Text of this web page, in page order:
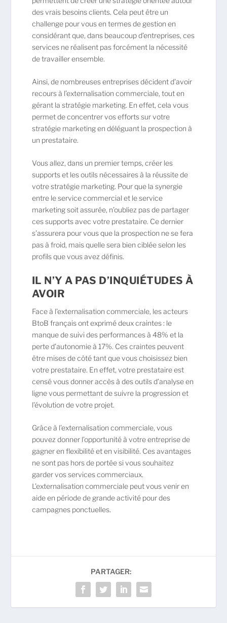
des vrais besoins clients. Cela peut être un
challenge pour vous en termes de gestion en
considérant que, dans beaucoup d’entreprises, ces
services ne réalisent pas forcément la nécessité
de travailler ensemble.
Ainsi, de nombreuses entreprises décident d’avoir
recours à l’externalisation commerciale, tout en
gérant la stratégie marketing. En effet, cela vous
permet de concentrer vos efforts sur votre
stratégie marketing en déléguant la prospection à
un prestataire.
Vous allez, dans un premier temps, créer les
supports et les outils nécessaires à la réussite de
votre stratégie marketing. Pour que la synergie
entre le service commercial et le service
marketing soit assurée, n’oubliez pas de partager
ces supports avec votre prestataire. Ce dernier
s’assurera pour vous que la prospection ne se fera
pas à froid, mais quelle sera bien ciblée selon les
profils que vous avez définis.
IL N’Y A PAS D’INQUIÉTUDES À
AVOIR
Face à l’externalisation commerciale, les acteurs
BtoB français ont exprimé deux craintes : le
manque de suivi des performances à 48% et la
perte d’autonomie à 17%. Ces craintes peuvent
être mises de côté tant que vous choisissez bien
votre prestataire. En effet, votre prestataire est
censé vous donner accès à des outils d’analyse en
ligne vous permettant de suivre la progression et
l’évolution de votre projet.
Grâce à l’externalisation commerciale, vous
pouvez donner l’opportunité à votre entreprise de
gagner en flexibilité et en visibilité. Ces avantages
ne sont pas hors de portée si vous souhaitez
garder vos services commerciaux.
L’externalisation commerciale peut vous venir en
aide en période de grande activité pour des
campagnes ponctuelles.
PARTAGER: